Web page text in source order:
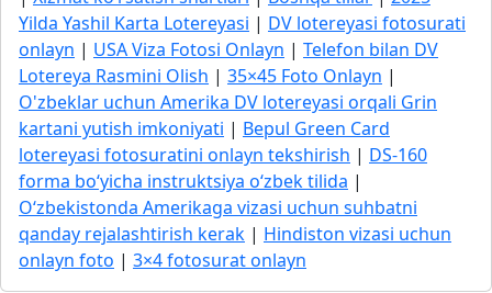
Yilda Yashil Karta Lotereyasi | DV lotereyasi fotosurati
onlayn | USA Viza Fotosi Onlayn | Telefon bilan DV
Lotereya Rasmini Olish | 35×45 Foto Onlayn |
O'zbeklar uchun Amerika DV lotereyasi orqali Grin
kartani yutish imkoniyati | Bepul Green Card
lotereyasi fotosuratini onlayn tekshirish | DS-160
forma bo‘yicha instruktsiya o‘zbek tilida |
O‘zbekistonda Amerikaga vizasi uchun suhbatni
qanday rejalashtirish kerak | Hindiston vizasi uchun
onlayn foto | 3×4 fotosurat onlayn